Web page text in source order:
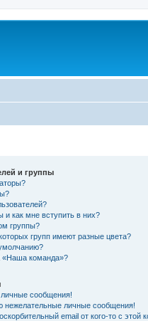
и группы
и как мне вступить в них?
группы?
групп имеют разные цвета?
«Наша команда»?
сообщения!
нежелательные личные сообщения!
email от кого-то с этой